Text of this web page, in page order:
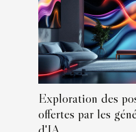
Exploration des
offertes par les